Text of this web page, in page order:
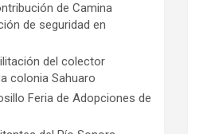
de Camina
de seguridad en
del colector
colonia Sahuaro
Feria de Adopciones de